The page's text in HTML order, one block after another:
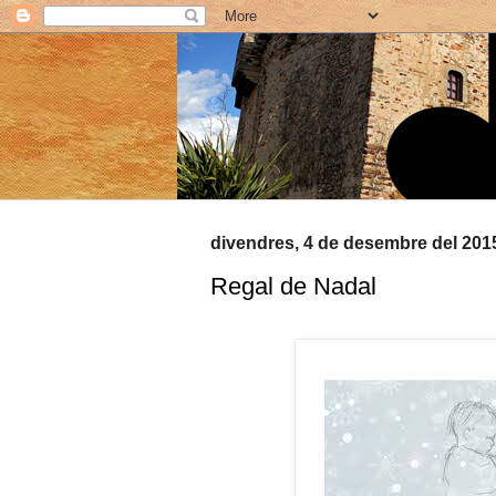
divendres, 4 de desembre del
Regal de Nadal